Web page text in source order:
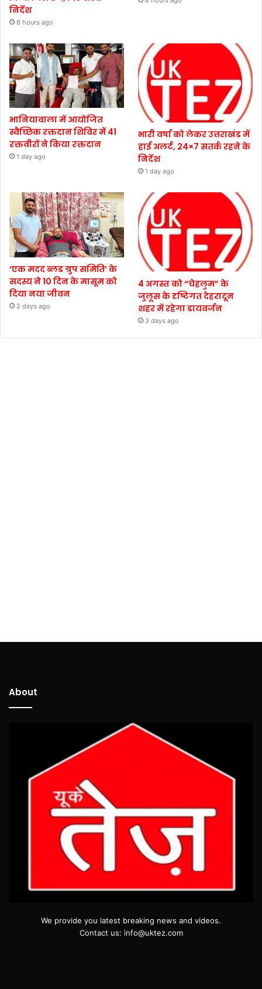
निर्देश
8 hours ago
भानियावाला में आयोजित
स्वैच्छिक रक्तदान शिविर में 41
रक्तवीरों ने किया रक्तदान
1 day ago
भारी वर्षा को लेकर उत्तराखंड में
हाई अलर्ट, 24×7 सतर्क रहने के
निर्देश
1 day ago
‘एक मदद ब्लड ग्रुप समिति’ के
सदस्य ने 10 दिन के मासूम को
दिया नया जीवन
2 days ago
4 अगस्त को “चेहलुम” के
जुलूस के दृष्टिगत देहरादून
शहर में रहेगा डायवर्जन
3 days ago
About
We provide you latest breaking news and videos.
Contact us: info@uktez.com